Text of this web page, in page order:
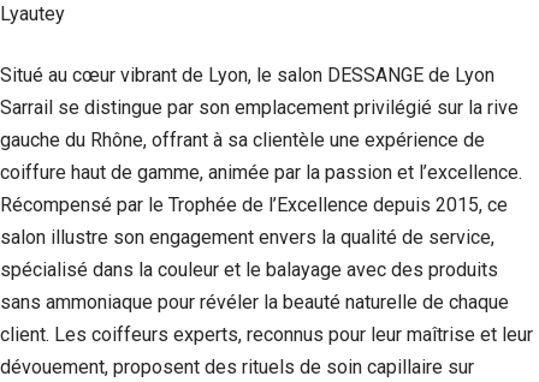
Situé au cœur vibrant de Lyon, le salon DESSANGE de Lyon
Sarrail se distingue par son emplacement privilégié sur la rive
gauche du Rhône, offrant à sa clientèle une expérience de
coiffure haut de gamme, animée par la passion et l’excellence.
Récompensé par le Trophée de l’Excellence depuis 2015, ce
salon illustre son engagement envers la qualité de service,
spécialisé dans la couleur et le balayage avec des produits
sans ammoniaque pour révéler la beauté naturelle de chaque
client. Les coiffeurs experts, reconnus pour leur maîtrise et leur
dévouement, proposent des rituels de soin capillaire sur